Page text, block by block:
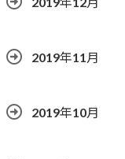
2019年11月
2019年10月